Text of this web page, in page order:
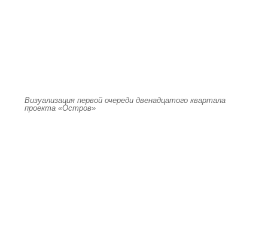
Визуализация первой очереди двенадцатого квартала
проекта «Остров»